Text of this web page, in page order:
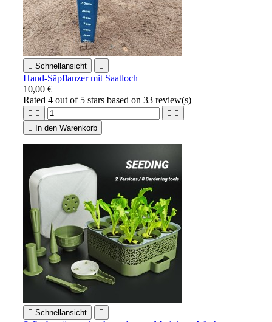
 Schnellansicht 
Hand-Säpflanzer mit Saatloch
10,00 €
Rated4 out of 5 stars based on33 review(s)
   

In den Warenkorb
 Schnellansicht 